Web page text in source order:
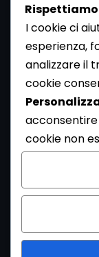
Newsletter
Se vuoi ricevere
dalla Redazione
Newsletter [
Con l'invio del
l’informativa
dei propri dati
I cookie ci
esperienza,
analizzare il
cookie
acconsentire
cookie non